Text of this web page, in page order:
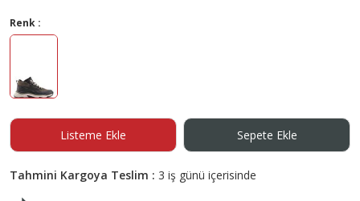
Renk :
Listeme Ekle Sepete Ekle
Tahmini Kargoya Teslim : 3 iş günü içerisinde